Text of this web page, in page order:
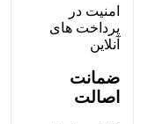
امنیت در
پرداخت های
آنلاین
ضمانت
اصالت